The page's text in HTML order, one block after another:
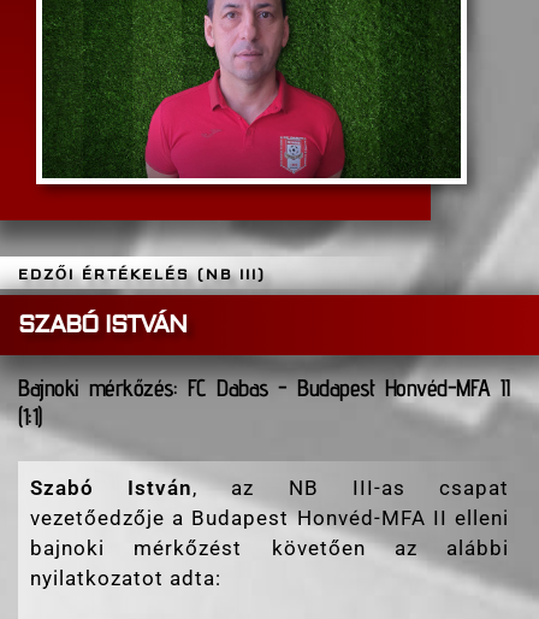
EDZŐI ÉRTÉKELÉS (NB III)
SZABÓ ISTVÁN
Bajnoki mérkőzés: FC Dabas - Budapest Honvéd-MFA II
(1:1)
Szabó István, az NB III-as csapat
vezetőedzője a Budapest Honvéd-MFA II elleni
bajnoki mérkőzést követően az alábbi
nyilatkozatot adta: